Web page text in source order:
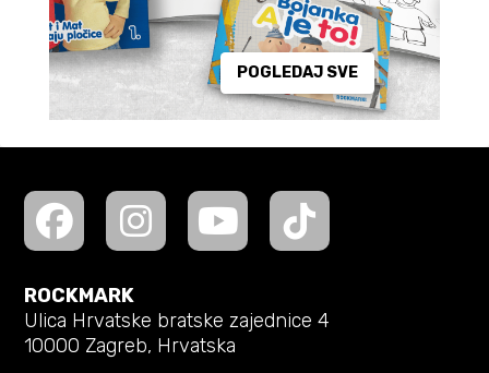
POGLEDAJ SVE
ROCKMARK
Ulica Hrvatske bratske zajednice 4
10000 Zagreb, Hrvatska